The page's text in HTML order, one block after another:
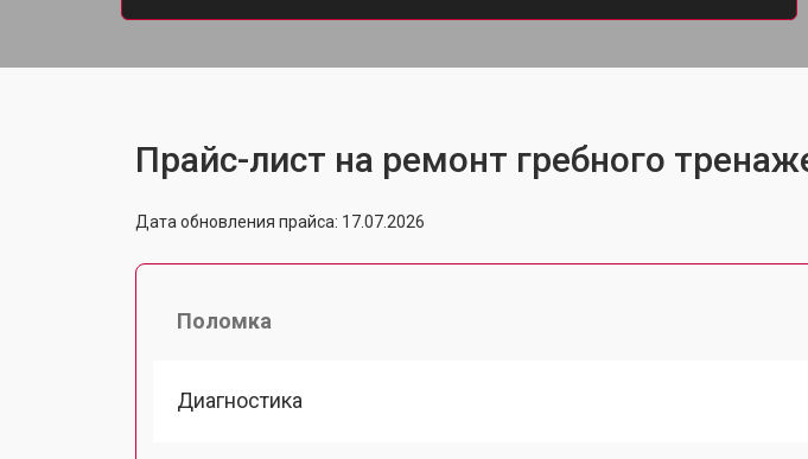
Прайс-лист на ремонт гребного
Дата обновления прайса: 17.07.2026
Поломка
Диагностика